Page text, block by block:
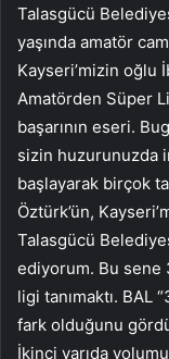
Talasgücü
yaşında amatör
Kayseri’mizin oğlu
Amatörden Süper
başarının eseri.
sizin huzurunuzda
başlayarak birçok
Öztürk’ün,
Talasgücü
ediyorum. Bu sene
ligi tanımaktı. BAL
fark olduğunu
İkinci yarıda